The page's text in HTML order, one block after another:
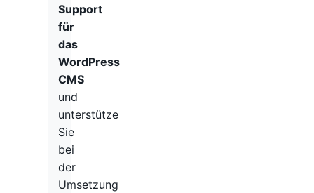
Support
für
das
WordPress
CMS
und
unterstütze
Sie
bei
der
Umsetzung